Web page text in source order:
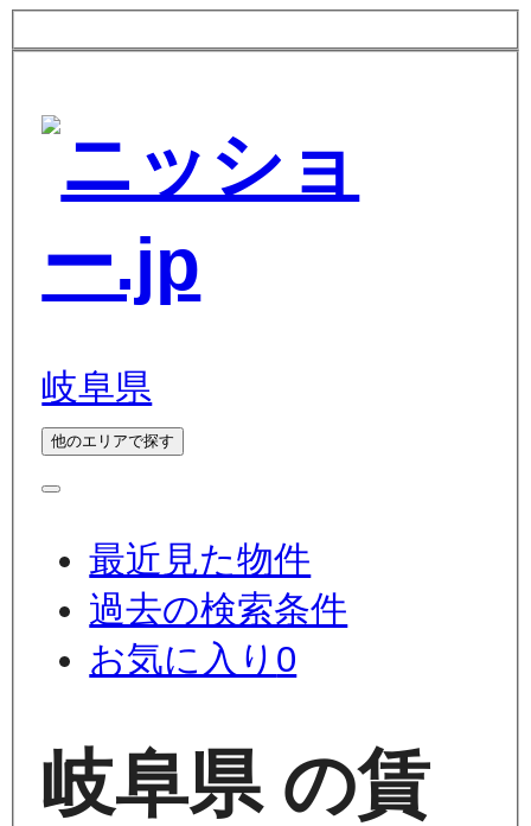
岐阜県
他のエリアで探す
最近見た物件
過去の検索条件
お気に入り 0
岐阜県 の賃